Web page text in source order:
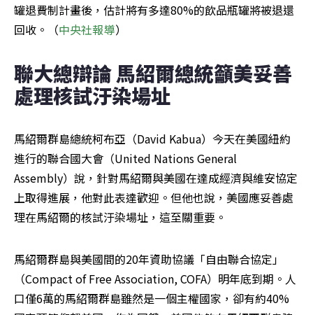
罐退費制計畫後，估計將有多達80%的飲品瓶罐將被退還
回收。（中央社報導）
聯大總辯論 馬紹爾總統籲美妥善
處理核試汙染場址
馬紹爾群島總統柯布亞（David Kabua）今天在美國紐約
進行的聯合國大會（United Nations General
Assembly）說，針對馬紹爾與美國在達成經濟與維安協定
上取得進展，他對此表達歡迎。但他也說，美國應妥善處
理在馬紹爾的核試汙染場址，這至關重要。
馬紹爾群島與美國間的20年資助協議「自由聯合協定」
（Compact of Free Association, COFA）明年底到期。人
口僅6萬的馬紹爾群島雖然是一個主權國家，卻有約40%